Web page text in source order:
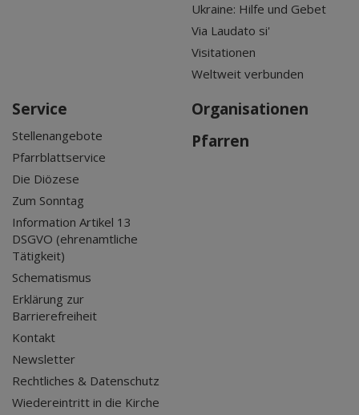
Ukraine: Hilfe und Gebet
Via Laudato si'
Visitationen
Weltweit verbunden
Service
Stellenangebote
Pfarrblattservice
Die Diözese
Zum Sonntag
Information Artikel 13
DSGVO (ehrenamtliche
Tätigkeit)
Schematismus
Erklärung zur
Barrierefreiheit
Kontakt
Newsletter
Rechtliches & Datenschutz
Wiedereintritt in die Kirche
Organisationen
Pfarren